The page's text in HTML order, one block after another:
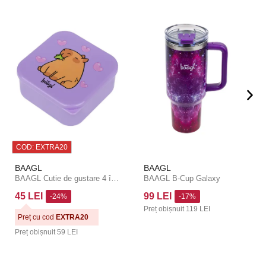
COD: EXTRA20
BAAGL
45 LEI
Preț obișnuit 59 LEI
-24%
Preț cu cod EXTRA20
BAAGL
BAAGL B-Cup Galaxy
99 LEI
Preț obișnuit 119 LEI
-17%